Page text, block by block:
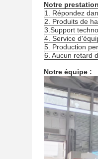
Notre
1. Répondez
2. Produits de
3.Support
4. Service
5. Production
6. Aucun retard
Notre équipe :